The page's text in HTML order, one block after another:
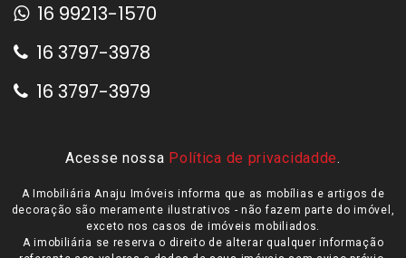
16 99213-1570
16 3797-3978
16 3797-3979
Acesse nossa Política de privacidadde.
A Imobiliária Anaju Imóveis informa que as mobílias e artigos de
decoração são meramente ilustrativos - não fazem parte do imóvel,
exceto nos casos de imóveis mobiliados.
A imobiliária se reserva o direito de alterar qualquer informação